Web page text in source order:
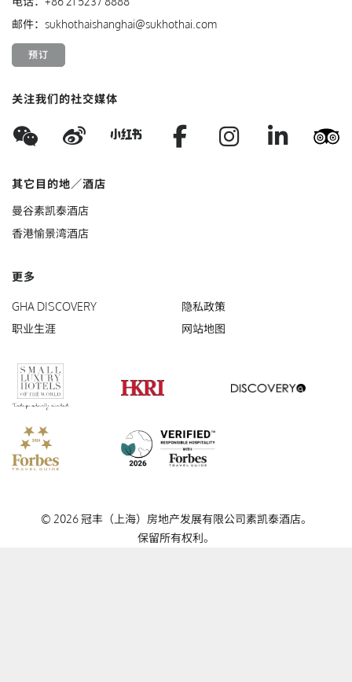
邮件： sukhothaishanghai@sukhothai.com
预订
关注我们的社交媒体
WeChatWeibo Xiaohungshu
FacebookInstagram
其它目的地／酒店
曼谷素凯泰酒店
香港愉景湾酒店
更多
GHA DISCOVERY
职业生涯
隐私政策
网站地图
HKRI
GHA
Forbes Travel Guide
Verified Responsible Hospitality
© 2026 冠丰（上海）房地产发展有限公司素凯泰酒店。
保留所有权利。